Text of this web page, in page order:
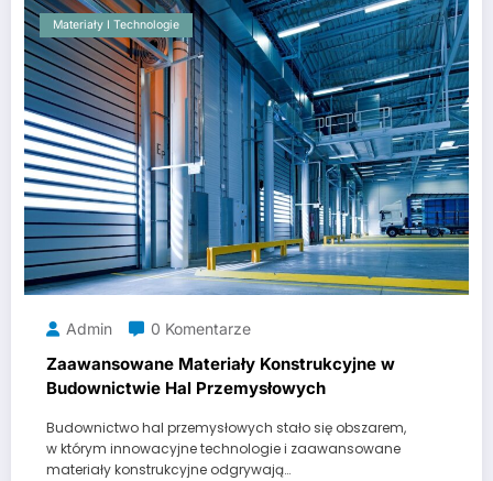
Materiały I Technologie
Admin 0 Komentarze
Zaawansowane Materiały Konstrukcyjne w
Budownictwie Hal Przemysłowych
Budownictwo hal przemysłowych stało się obszarem,
w którym innowacyjne technologie i zaawansowane
materiały konstrukcyjne odgrywają…